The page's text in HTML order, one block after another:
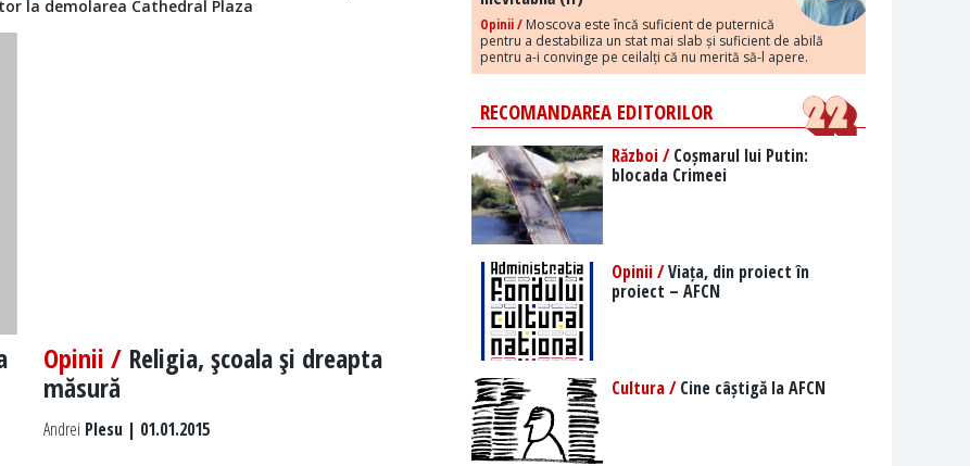
la demolarea Cathedral Plaza
Opinii / Religia, şcoala şi dreapta
măsură
Andrei Plesu | 01.01.2015
Opinii / Moscova este încă suficient de puternică
pentru a destabiliza un stat mai slab și suficient de abilă
pentru a-i convinge pe ceilalți că nu merită să-l apere.
RECOMANDAREA EDITORILOR
Război /Coșmarul lui Putin:
blocada Crimeei
Opinii /Viața, din proiect în
proiect – AFCN
Cultura /Cine câștigă la AFCN